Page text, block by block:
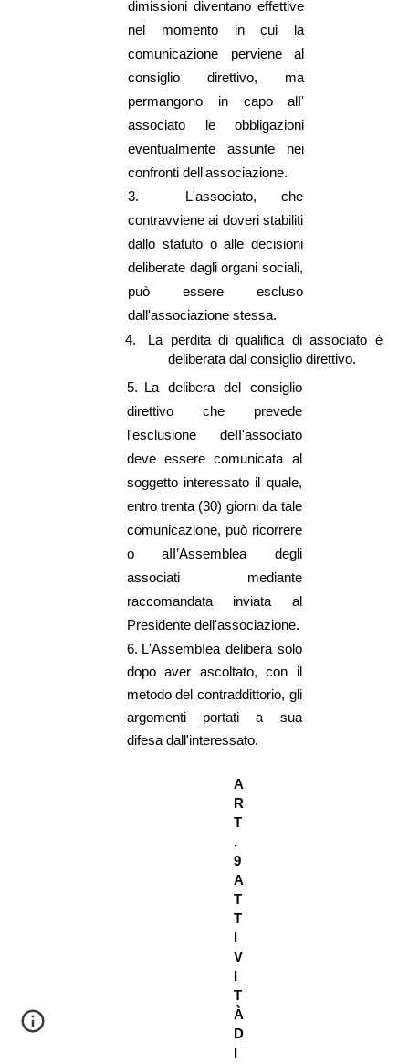
dimissioni diventano effettive
nel momento in cui la
comunicazione perviene al
consiglio direttivo, ma
permangono in capo alI'
associato le obbligazioni
eventualmente assunte nei
confronti dell'associazione.
3.
L'associato, che
contravviene ai doveri stabiliti
dallo statuto o alle decisioni
deliberate dagli organi sociali,
può essere escluso
dall'associazione stessa.
4.
La perdita di qualifica di associato è
deliberata dal consiglio direttivo.
5. La delibera del consiglio
direttivo che prevede
l'esclusione deII'associato
deve essere comunicata al
soggetto interessato il quale,
entro trenta (30) giorni da tale
comunicazione, può ricorrere
o aII’Assemblea degli
associati mediante
raccomandata inviata al
Presidente dell'associazione.
6. L'AssembIea delibera solo
dopo aver ascoltato, con il
metodo del contraddittorio, gli
argomenti portati a sua
difesa dall'interessato.
A
R
T
.
9
A
T
T
I
V
I
T
À
D
I